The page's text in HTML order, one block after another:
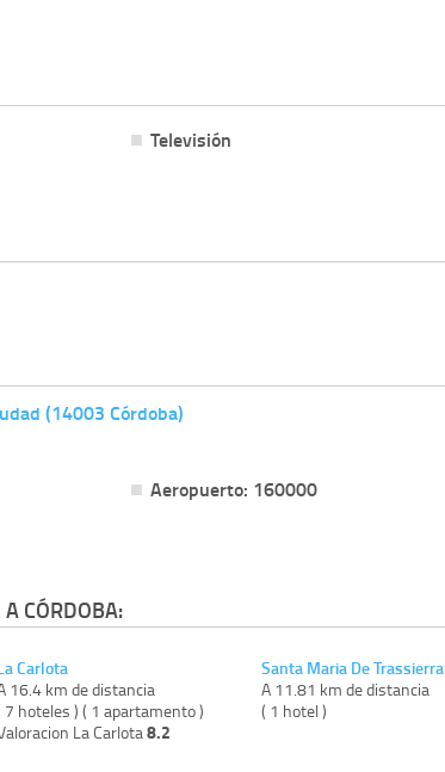
Televisión
(14003 Córdoba)
Aeropuerto: 160000
A CÓRDOBA:
Carlota
16.4 km de distancia
7 hoteles ) ( 1 apartamento )
La Carlota 8.2
Santa Maria De Trassierra
A 11.81 km de distancia
( 1 hotel )